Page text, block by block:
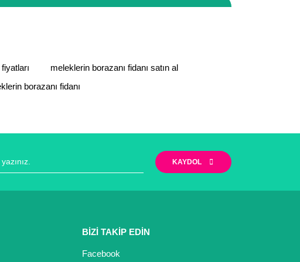
meleklerin borazanı fidanı satın al
borazanı fidanı
KAYDOL
BİZİ TAKİP EDİN
Facebook